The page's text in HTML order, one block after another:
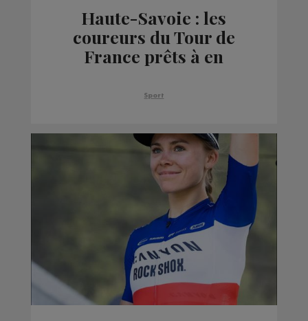
Haute-Savoie : les
coureurs du Tour de
France prêts à en
des Glières
Sport